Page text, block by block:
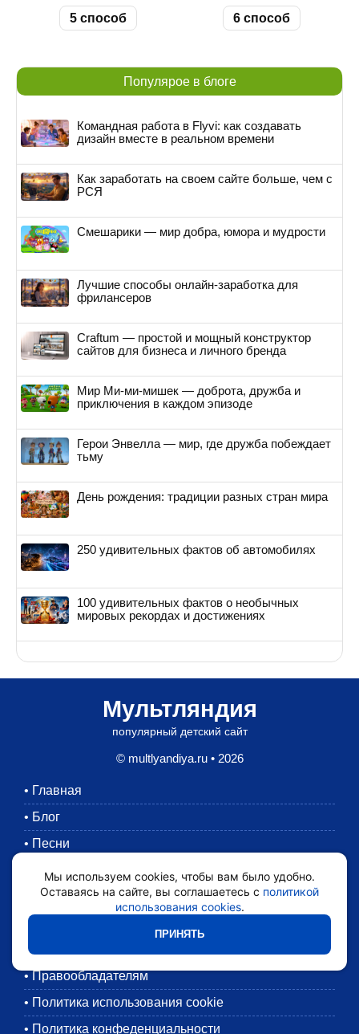
5 способ 6 способ
Популярое в блоге
Командная работа в Flyvi: как создавать
дизайн вместе в реальном времени
Как заработать на своем сайте больше, чем с
РСЯ
Смешарики — мир добра, юмора и мудрости
Лучшие способы онлайн-заработка для
фрилансеров
Craftum — простой и мощный конструктор
сайтов для бизнеса и личного бренда
Мир Ми-ми-мишек — доброта, дружба и
приключения в каждом эпизоде
Герои Энвелла — мир, где дружба побеждает
тьму
День рождения: традиции разных стран мира
250 удивительных фактов об автомобилях
100 удивительных фактов о необычных
мировых рекордах и достижениях
Мультляндия
популярный детский сайт
© multlyandiya.ru • 2026
• Главная
• Блог
• Песни
Раскраски
Картинки
•
•
• Правообладателям
• Политика использования cookie
• Политика конфеденциальности
Мы используем cookies, чтобы вам было удобно.
Оставаясь на сайте, вы соглашаетесь с политикой
использования cookies.
ПРИНЯТЬ